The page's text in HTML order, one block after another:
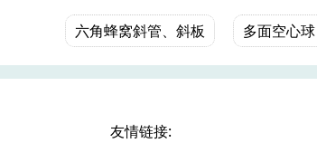
六角蜂窝斜管、斜板 多面空心球
友情链接: